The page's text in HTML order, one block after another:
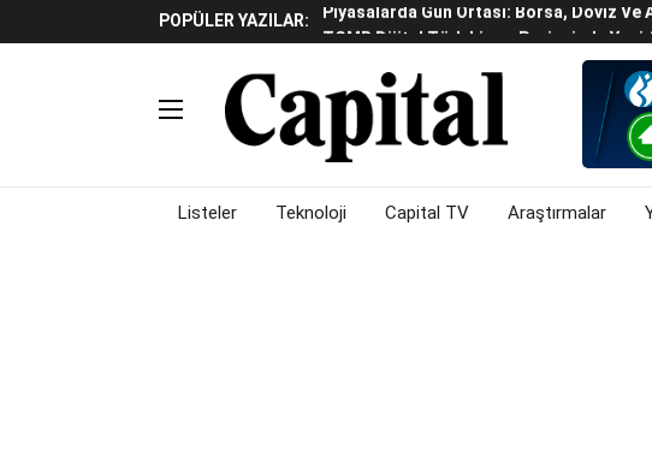
POPÜLER YAZILAR:
TCMB Dijital Türk Lirası Projesinde Yeni
Küresel Piyasalarda "yüksek
Gölgeliyor
Fed Ve ABD Verileri Emtia Piyasalarında
Çalışma Alanları Konser Sahnesine
Piyasalarda Gün Ortası: Borsa, Döviz Ve
Listeler Teknoloji Capital TV Araştırmalar